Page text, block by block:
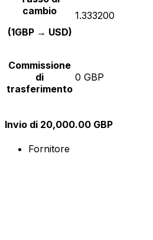
cambio
(1GBP → USD)
1.333200
Commissione
di
trasferimento
0 GBP
Invio di 20,000.00 GBP
Fornitore